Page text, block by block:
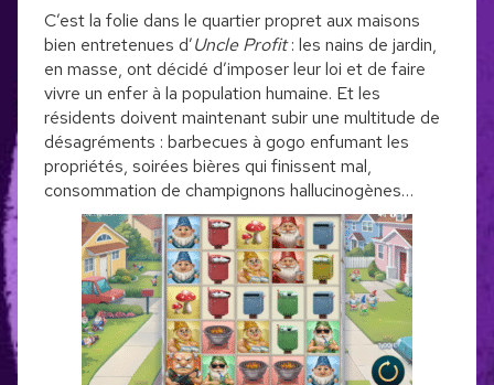
C’est la folie dans le quartier propret aux maisons
bien entretenues d’Uncle Profit: les nains de jardin,
en masse, ont décidé d’imposer leur loi et de faire
vivre un enfer à la population humaine. Et les
résidents doivent maintenant subir une multitude de
désagréments : barbecues à gogo enfumant les
propriétés, soirées bières qui finissent mal,
consommation de champignons hallucinogènes…